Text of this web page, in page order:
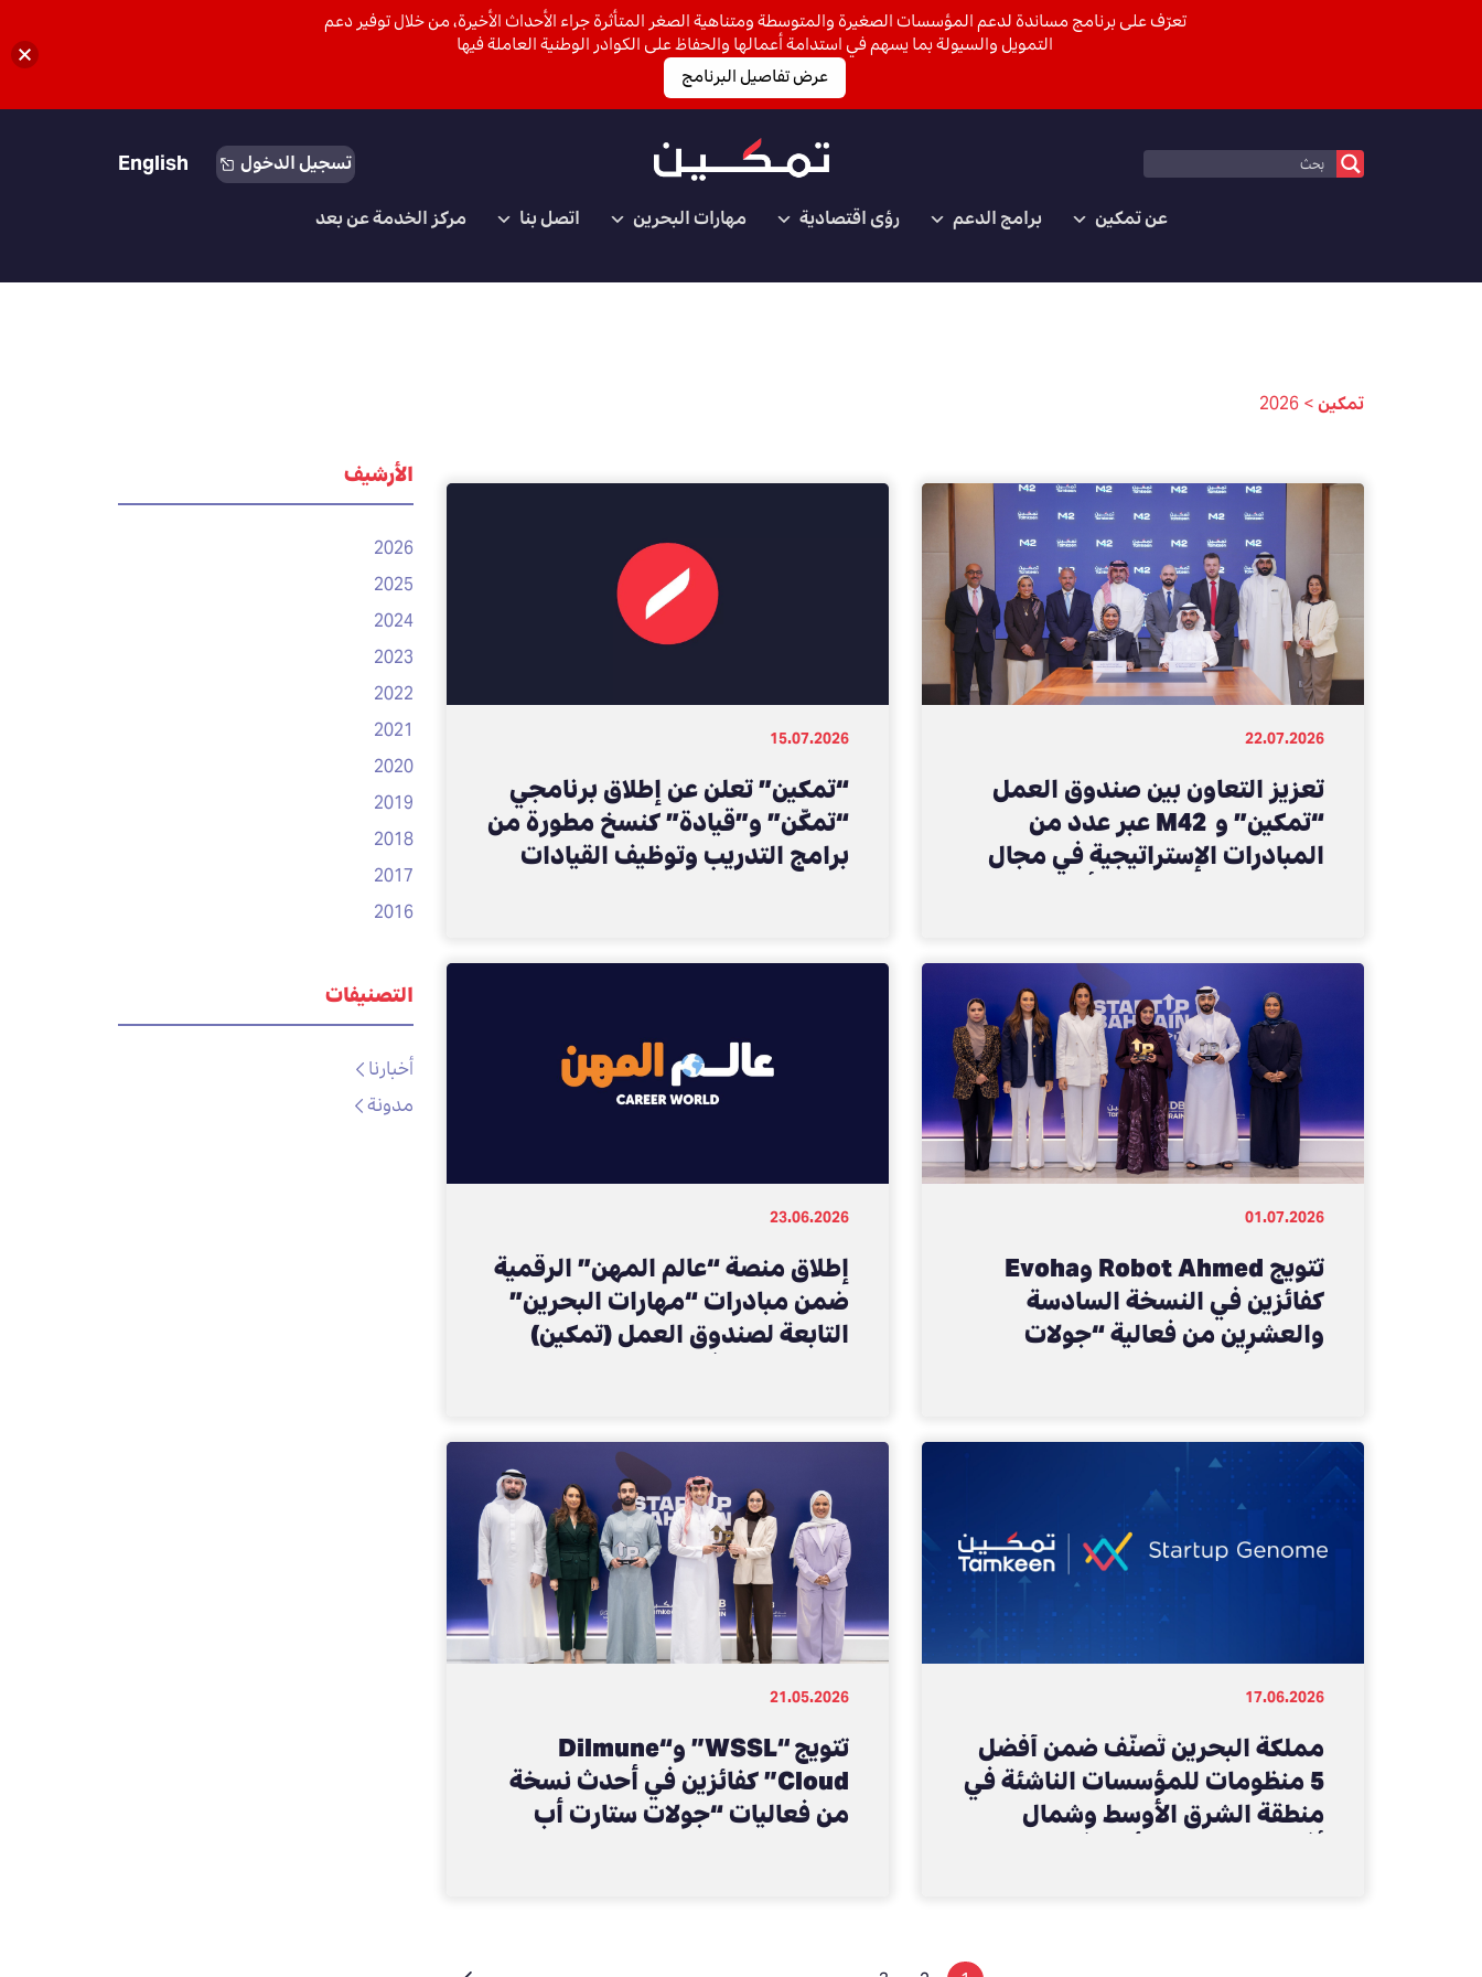
تسجيل الدخول English
عن تمكين برامج الدعم رؤى اقتصادية مهارات البحرين اتصل بنا مركز الخدمة عن بعد
تمكين>
2026
22.07.2026
تعزيز التعاون بين صندوق العمل
“تمكين” و M42 عبر عدد من
المبادرات الإستراتيجية في مجال
القطاع الصحي وإطلاق أكاديمية
15.07.2026
“تمكين” تعلن عن إطلاق برنامجي
“تمكّن” و”قيادة” كنسخ مطورة من
برامج التدريب وتوظيف القيادات
سوق العمل
01.07.2026
تتويج Robot Ahmed وEvoha
كفائزين في النسخة السادسة
والعشرين من فعالية “جولات
ستارت أب بحرين”
23.06.2026
إطلاق منصة “عالم المهن” الرقمية
ضمن مبادرات “مهارات البحرين”
التابعة لصندوق العمل (تمكين)
لدعم الطلبة في اختيار مساراتهم
17.06.2026
مملكة البحرين تُصنّف ضمن أفضل
5 منظومات للمؤسسات الناشئة في
منطقة الشرق الأوسط وشمال
أفريقيا من حيث الأداء في التقرير
21.05.2026
تتويج “WSSL” و“Dilmune
Cloud” كفائزين في أحدث نسخة
من فعاليات “جولات ستارت أب
الأرشيف
2026
2025
2024
2023
2022
2021
2020
2019
2018
2017
2016
التصنيفات
أخبارنا
مدونة
تعرّف على برنامج مساندة لدعم المؤسسات الصغيرة والمتوسطة ومتناهية الصغر المتأثرة جراء الأحداث الأخيرة، من خلال توفير دعم
التمويل والسيولة بما يسهم في استدامة أعمالها والحفاظ على الكوادر الوطنية العاملة فيها
عرض تفاصيل البرنامج